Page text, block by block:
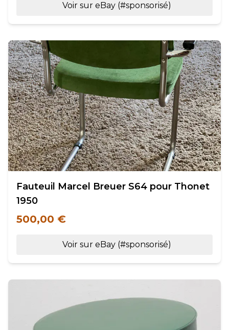
Voir sur eBay (#sponsorisé)
Fauteuil Marcel Breuer S64 pour Thonet
1950
500,00 €
Voir sur eBay (#sponsorisé)